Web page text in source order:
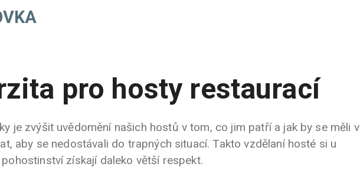
pro hosty restaurací
je zvýšit uvědomění našich hostů v tom, co jim patří a jak by se měli v
aby se nedostávali do trapných situací. Takto vzdělaní hosté si u
získají daleko větší respekt.